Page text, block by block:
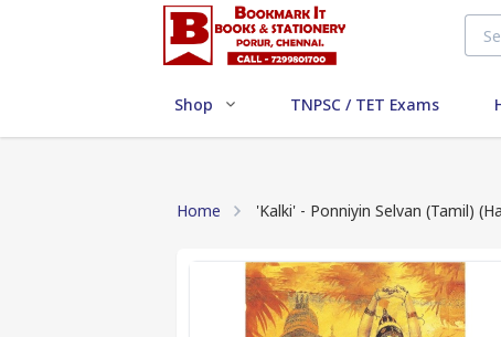
Shop TNPSC / TET Exams
Home 'Kalki' - Ponniyin Selvan (Tamil)